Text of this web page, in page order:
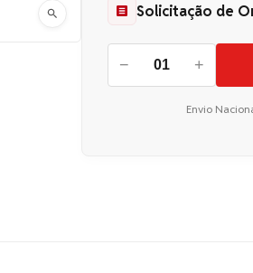
Solicitação de
− +
Envio